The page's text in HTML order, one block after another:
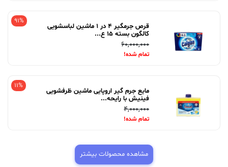
91%
قرص جرمگیر 4 در 1 ماشین لباسشویی
کالگون بسته 15 ع...
60,000,000
تمام شده!
11%
مایع جرم گیر اروپایی ماشین ظرفشویی
فینیش با رایحه...
4,000,000
تمام شده!
مشاهده محصولات بیشتر